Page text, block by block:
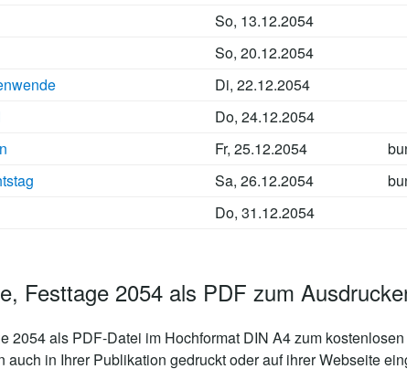
So, 13.12.2054
So, 20.12.2054
Di, 22.12.2054
Do, 24.12.2054
Fr, 25.12.2054
Sa, 26.12.2054
Do, 31.12.2054
Festtage 2054 als PDF zum
2054als PDF-Datei im Hochformat DIN A4 zum
auch in Ihrer Publikation gedruckt oder auf ihrer Webseite